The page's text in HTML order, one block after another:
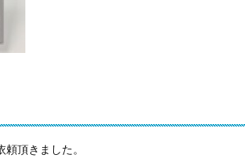
頂きました。